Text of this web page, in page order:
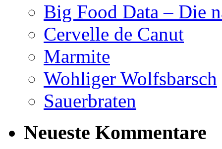
Big Food Data – Die
Cervelle de Canut
Marmite
Wohliger Wolfsbarsch
Sauerbraten
Neueste Kommentare